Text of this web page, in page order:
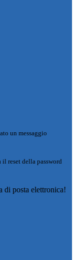
un messaggio
reset della password
di posta elettronica!